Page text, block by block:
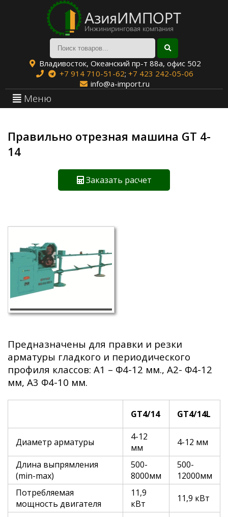
Владивосток, Океанский пр-т 88а, офис 502
+7 914 710-51-62; +7 423 242-05-06
info@a-import.ru
Меню
Правильно отрезная машина GT 4-
14
Заказать расчет
Предназначены для правки и резки
арматуры гладкого и периодического
профиля классов: А1 – Φ4-12 мм., А2- Φ4-12
мм, А3 Φ4-10 мм.
GT4/14 GT4/14L
Диаметр арматуры
4-12
мм
4-12 мм
Длина выпрямления
(min-max)
500-
8000мм
500-
12000мм
Потребляемая
мощность двигателя
11,9
кВт
11,9 кВт